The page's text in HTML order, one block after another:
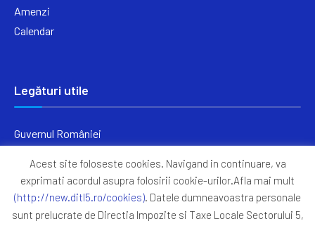
Amenzi
Calendar
Legături utile
Guvernul României
Primăria Sectorul 5
ANAF
Acest site foloseste cookies. Navigand in continuare, va
exprimati acordul asupra folosirii cookie-urilor.Afla mai mult
(http://new.ditl5.ro/cookies). Datele dumneavoastra personale
sunt prelucrate de Directia Impozite si Taxe Locale Sectorului 5,